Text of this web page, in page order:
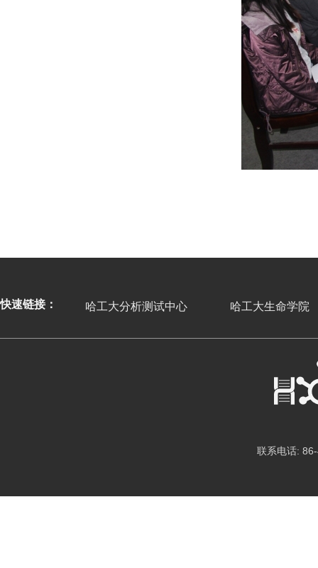
快速链接： 哈工大分析测试中心 哈工大生命学院
联系电话: